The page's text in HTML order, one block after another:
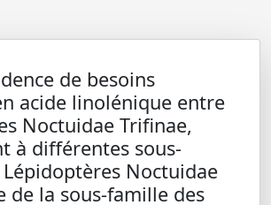
de besoins
acide linolénique entre
Noctuidae Trifinae,
à différentes sous-
Noctuidae
de la sous-famille des